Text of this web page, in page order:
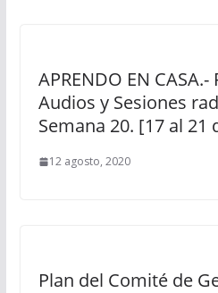
APRENDO EN
Audios y Sesiones
Semana 20. [17 al 21
12 agosto, 2020
Plan del Comité de